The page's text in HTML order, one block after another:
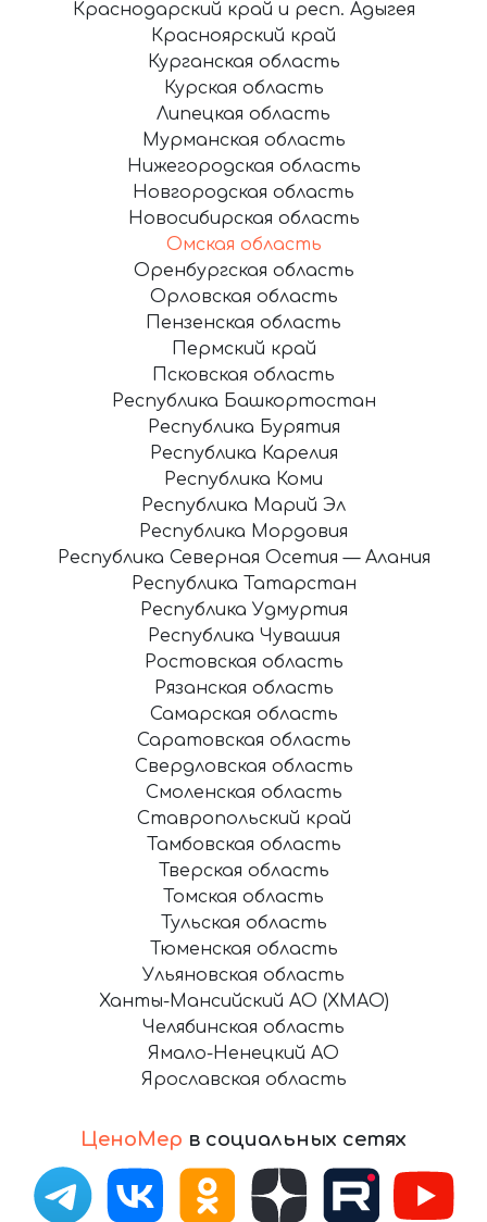
ЦеноМер в социальных сетях
Краснодарский край и респ. Адыгея
Красноярский край
Курганская область
Курская область
Липецкая область
Мурманская область
Нижегородская область
Новгородская область
Новосибирская область
Омская область
Оренбургская область
Орловская область
Пензенская область
Пермский край
Псковская область
Республика Башкортостан
Республика Бурятия
Республика Карелия
Республика Коми
Республика Марий Эл
Республика Мордовия
Республика Северная Осетия — Алания
Республика Татарстан
Республика Удмуртия
Республика Чувашия
Ростовская область
Рязанская область
Самарская область
Саратовская область
Свердловская область
Смоленская область
Ставропольский край
Тамбовская область
Тверская область
Томская область
Тульская область
Тюменская область
Ульяновская область
Ханты-Мансийский АО (ХМАО)
Челябинская область
Ямало-Ненецкий АО
Ярославская область